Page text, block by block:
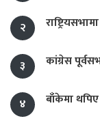
२
३ कांग्रेस
४ बाँकेमा